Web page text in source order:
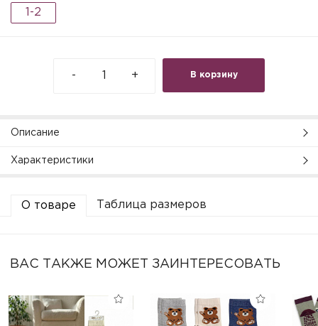
1-2
В корзину
- +
Описание
Характеристики
О товаре Таблица размеров
ВАС ТАКЖЕ МОЖЕТ ЗАИНТЕРЕСОВАТЬ